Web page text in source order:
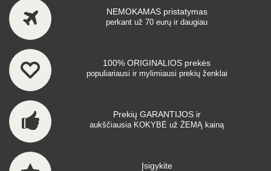
NEMOKAMAS pristatymas
perkant už 70 eurų ir daugiau
100% ORIGINALIOS prekės
populiariausi ir mylimiausi prekių ženklai
Prekių GARANTIJOS ir
aukščiausia KOKYBĖ už ŽEMĄ kainą
Įsigykite